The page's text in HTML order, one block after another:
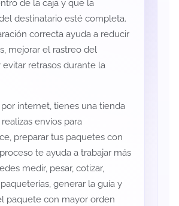
de la caja y que la
destinatario esté completa.
correcta ayuda a reducir
mejorar el rastreo del
retrasos durante la
internet, tienes una tienda
envíos para
preparar tus paquetes con
te ayuda a trabajar más
medir, pesar, cotizar,
generar la guía y
paquete con mayor orden